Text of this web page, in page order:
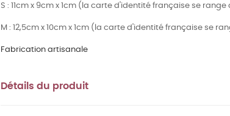
S : 11cm x 9cm x 1cm (la carte d'identité française se
M : 12,5cm x 10cm x 1cm (la carte d'identité française se
Fabrication artisanale
Détails du produit